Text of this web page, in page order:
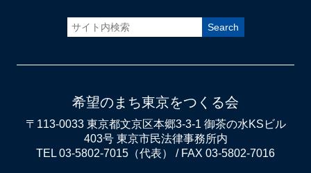
希望のまち東京をつくる会
〒113-0033 東京都文京区本郷3-3-1 御茶の水KSビル
403号 東京市民法律事務所内
TEL 03-5802-7015（代表） / FAX 03-5802-7016